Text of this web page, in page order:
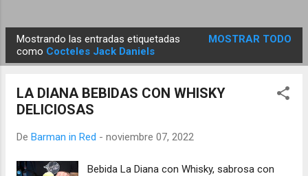
n
Mostrando las entradas etiquetadas
como Cocteles Jack Daniels
MOSTRAR TODO
LA DIANA BEBIDAS CON WHISKY
DELICIOSAS
De Barman in Red - noviembre 07, 2022
Bebida La Diana con Whisky, sabrosa con